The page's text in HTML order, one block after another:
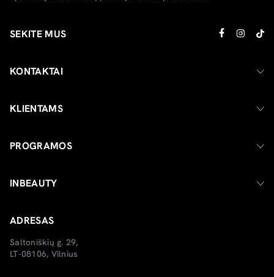
SEKITE MUS
KONTAKTAI
KLIENTAMS
PROGRAMOS
INBEAUTY
ADRESAS
Saltoniškių g. 29,
LT-08106, Vilnius